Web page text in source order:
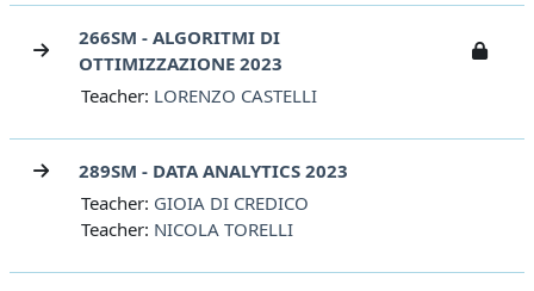
266SM - ALGORITMI DI
OTTIMIZZAZIONE 2023
Teacher: LORENZO CASTELLI
289SM - DATA ANALYTICS 2023
Teacher: GIOIA DI CREDICO
Teacher: NICOLA TORELLI